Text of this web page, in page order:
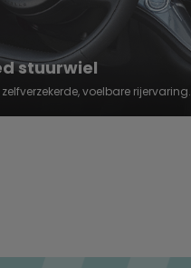
stuurwiel
voelbare rijervaring.